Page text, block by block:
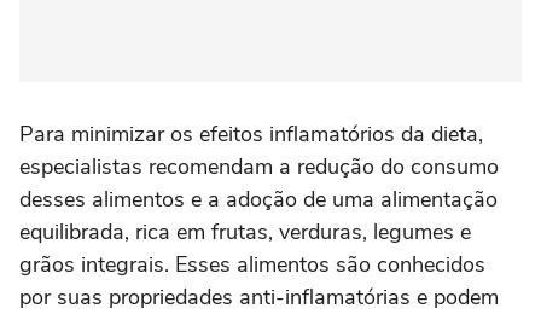
Para minimizar os efeitos inflamatórios da dieta,
especialistas recomendam a redução do consumo
desses alimentos e a adoção de uma alimentação
equilibrada, rica em frutas, verduras, legumes e
grãos integrais. Esses alimentos são conhecidos
por suas propriedades anti-inflamatórias e podem